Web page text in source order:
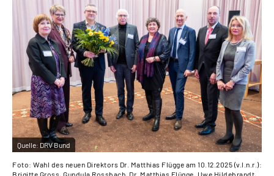
Suche
Language
Inhalte in Gebärdensprache (DGS)
Leichte Sprache
Quelle: DRV Bund
Foto: Wahl des neuen Direktors Dr. Matthias Flügge am 10.12.2025 (v.l.n.r.):
Brigitte Gross, Gundula Rossbach, Dr. Matthias Flügge, Uwe Hildebrandt,